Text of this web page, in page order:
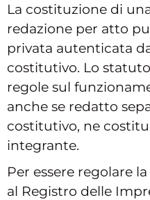
La costituzione di
redazione per atto
privata autenticata
costitutivo. Lo
regole sul
anche se redatto
costitutivo, ne
integrante.
Per essere regolare
al Registro delle